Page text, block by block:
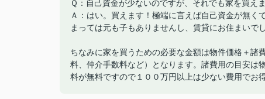
Ｑ：自己資金が少ないのですが、それでも家を買え
Ａ：はい。買えます！極端に言えば自己資金が無
まっては元も子もありませんし、賃貸にお住まいで
ちなみに家を買うための必要な金額は物件価格＋諸
料、仲介手数料など）となります。諸費用の目安は
料が無料ですので１００万円以上は少ない費用でお